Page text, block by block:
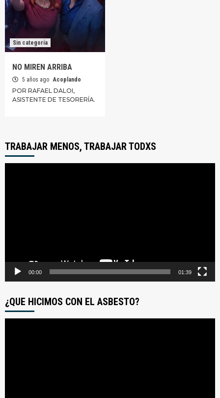
Sin categoría
NO MIREN ARRIBA
5 años ago Acoplando
POR RAFAEL DALOI,
ASISTENTE DE TESORERÍA.
TRABAJAR MENOS, TRABAJAR TODXS
00:00 01:39
¿QUE HICIMOS CON EL ASBESTO?